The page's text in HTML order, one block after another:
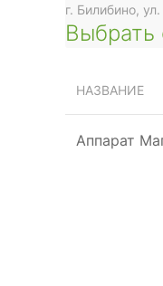
г. Билибино,
Выбрать
НАЗВАНИЕ
Аппарат